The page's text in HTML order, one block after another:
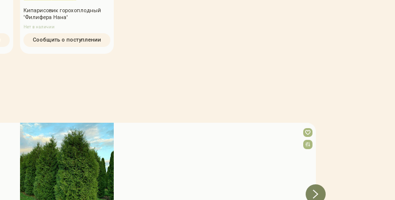
Кипарисовик горохоплодный
'Филифера Нана'
Нет в наличии
Сообщить о поступлении